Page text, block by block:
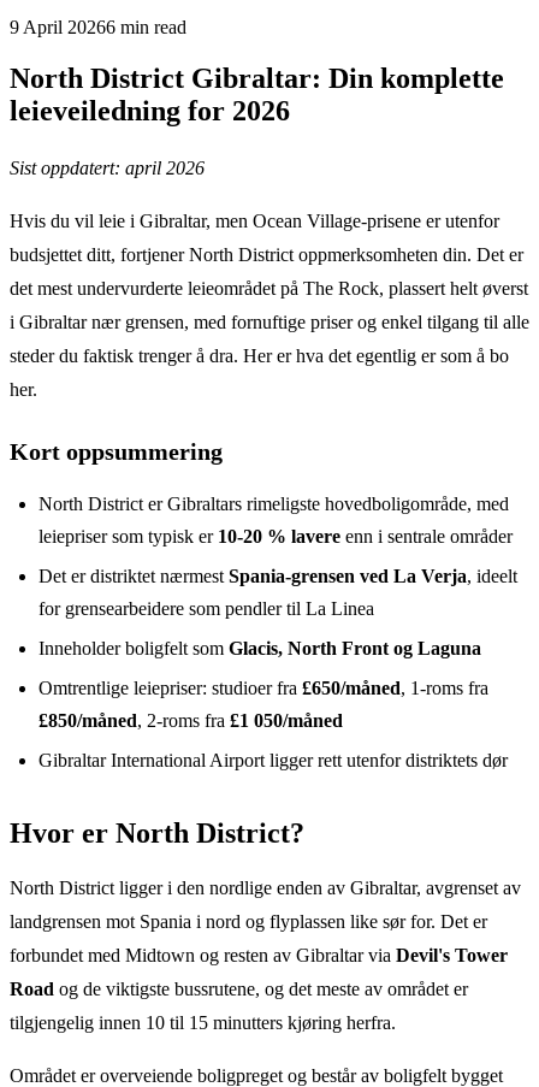
9 April 20266 min read
North District Gibraltar: Din komplette
leieveiledning for 2026
Sist oppdatert: april 2026
Hvis du vil leie i Gibraltar, men Ocean Village-prisene er utenfor
budsjettet ditt, fortjener North District oppmerksomheten din. Det er
det mest undervurderte leieområdet på The Rock, plassert helt øverst
i Gibraltar nær grensen, med fornuftige priser og enkel tilgang til alle
steder du faktisk trenger å dra. Her er hva det egentlig er som å bo
her.
Kort oppsummering
North District er Gibraltars rimeligste hovedboligområde, med
leiepriser som typisk er 10-20 % lavere enn i sentrale områder
Det er distriktet nærmest Spania-grensen ved La Verja, ideelt
for grensearbeidere som pendler til La Linea
Inneholder boligfelt som Glacis, North Front og Laguna
Omtrentlige leiepriser: studioer fra £650/måned, 1-roms fra
£850/måned, 2-roms fra £1 050/måned
Gibraltar International Airport ligger rett utenfor distriktets dør
Hvor er North District?
North District ligger i den nordlige enden av Gibraltar, avgrenset av
landgrensen mot Spania i nord og flyplassen like sør for. Det er
forbundet med Midtown og resten av Gibraltar via Devil's Tower
Road og de viktigste bussrutene, og det meste av området er
tilgjengelig innen 10 til 15 minutters kjøring herfra.
Området er overveiende boligpreget og består av boligfelt bygget